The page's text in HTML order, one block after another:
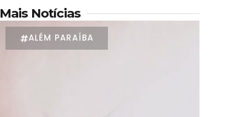
Mais Notícias
ALÉM PARAÍBA